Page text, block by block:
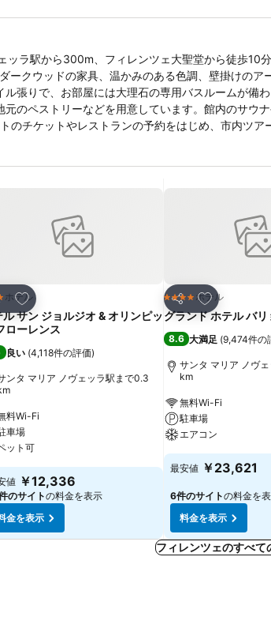
ラ駅から300m、フィレンツェ大聖堂から徒歩10
りで、お部屋には大理石の専用バスルームが備わって
のペストリーなどを用意しています。館内のサウ
ツィ美術館まで徒歩15分です。
ア
お気に入りに追加
ルのランク
ホテル
ル サン ジョルジオ & オリンピッ
ローレンス
良い (4,118件の評価)
ンタ マリア ノヴェッラ駅まで0.3
料Wi-Fi
車場
ット可
値 ￥12,336
のサイトの料金を表示
金を表示
シェア
お気に入りに
4 ホテルのランク
ホテル
グランド ホテル バリ
8.6 大満足 (9,474件の
サンタ マリア ノヴ
km
無料Wi-Fi
駐車場
エアコン
最安値 ￥23,621
6件のサイトの料金を
料金を表示
フィレンツェのすべて